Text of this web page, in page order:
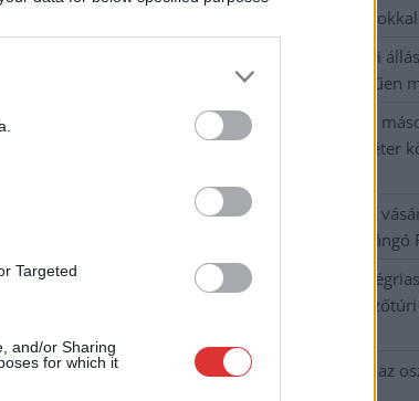
Targeted
and/or Sharing
for which it
a hőhullám
szokott Szolnokon,
hőség jön, akár 38 fokokkal
Közzétették a szakértői
fák többsége szakszerűen
A MÚOSZ sajtódíjának
Borsod24 és a Paraméter
Tánccal, zeneszóval és
Jászberény, indul a Csángó
Meghosszabbított
vízkorlátozások, a
Átszervezi működését az